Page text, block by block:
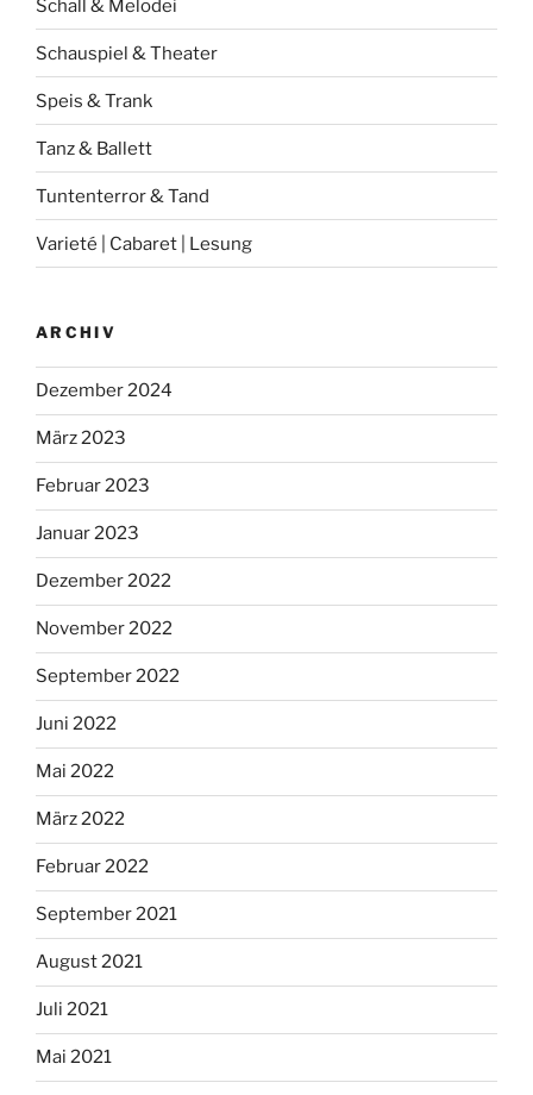
Schall & Melodei
Schauspiel & Theater
Speis & Trank
Tanz & Ballett
Tuntenterror & Tand
Varieté | Cabaret | Lesung
ARCHIV
Dezember 2024
März 2023
Februar 2023
Januar 2023
Dezember 2022
November 2022
September 2022
Juni 2022
Mai 2022
März 2022
Februar 2022
September 2021
August 2021
Juli 2021
Mai 2021